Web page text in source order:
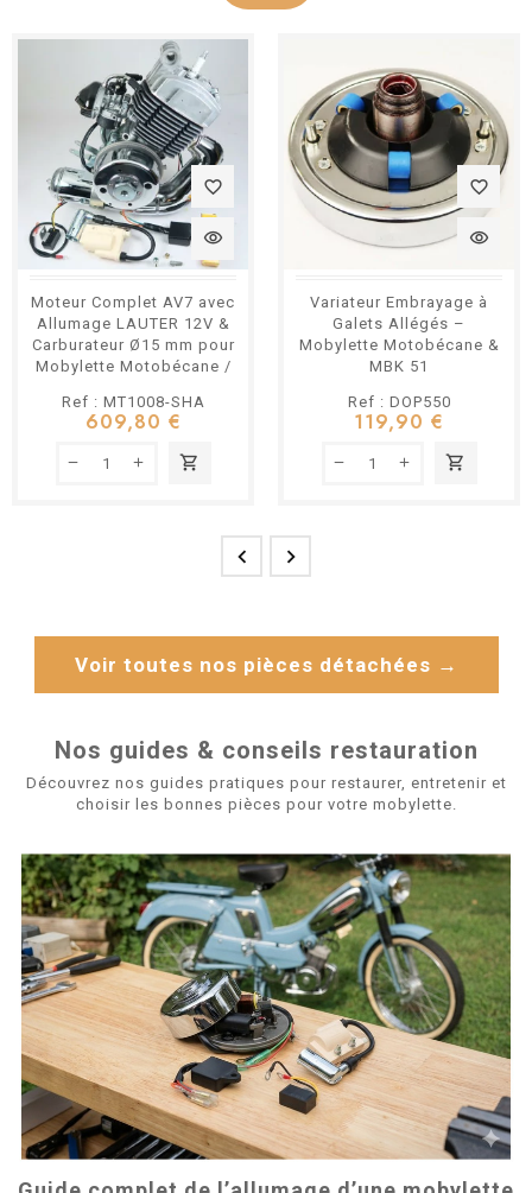
favorite_border
visibility
Moteur Complet AV7 avec
Allumage LAUTER 12V &
Carburateur Ø15 mm pour
Mobylette Motobécane /
Ref : MT1008-SHA
609,80 €
shopping_cart
favorite_border
visibility
Variateur Embrayage à
Galets Allégés –
Mobylette Motobécane &
MBK 51
Ref : DOP550
119,90 €
shopping_cart
 
Voir toutes nos pièces détachées →
Nos guides & conseils restauration
Découvrez nos guides pratiques pour restaurer, entretenir et
choisir les bonnes pièces pour votre mobylette.